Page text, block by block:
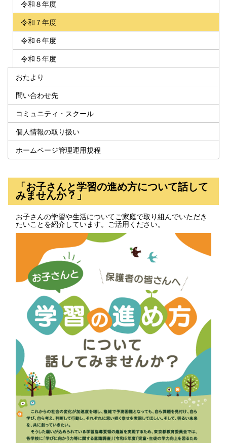
令和８年度
令和７年度
令和６年度
令和５年度
おたより
問い合わせ先
コミュニティ・スクール
個人情報の取り扱い
ホームページ管理運用規程
「お子さんと学習の進め方について話して
みませんか？」
お子さんの学習や生活についてご家庭で取り組んでいただき
たいことを紹介しています。ご活用ください。